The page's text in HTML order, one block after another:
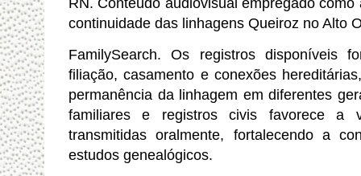
RN. Conteúdo audiovisual empregado
continuidade das linhagens Queiroz no Alto
FamilySearch. Os registros disponíveis
filiação, casamento e conexões
permanência da linhagem em diferentes
familiares e registros civis favorece a
transmitidas oralmente, fortalecendo a
estudos genealógicos.